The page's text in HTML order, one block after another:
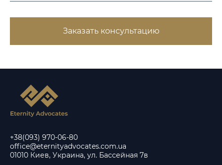
Заказать консультацию
+38(093) 970-06-80
office@eternityadvocates.com.ua
01010 Киев, Украина, ул. Бассейная 7в